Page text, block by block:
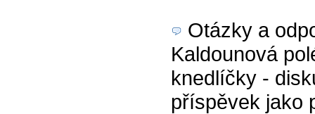
Otázky a
Kaldounová
knedlíčky -
příspěvek jako